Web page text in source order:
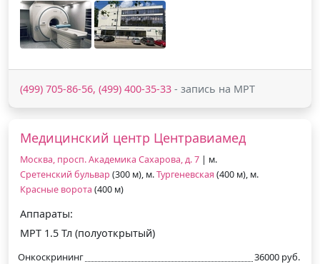
(499) 705-86-56, (499) 400-35-33 - запись на МРТ
Медицинский центр Центравиамед
Москва, просп. Академика Сахарова, д. 7 | м.
Сретенский бульвар (300 м), м.Тургеневская (400 м), м.
Красные ворота (400 м)
Аппараты:
МРТ 1.5 Тл (полуоткрытый)
Онкоскрининг 36000 руб.